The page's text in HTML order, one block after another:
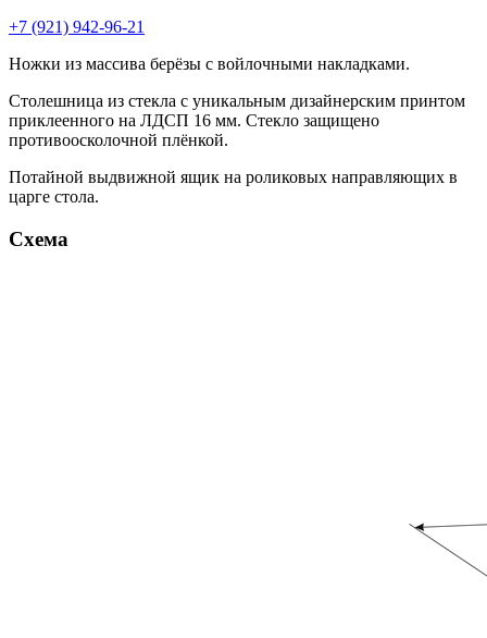
+7 (921) 942-96-21
Ножки из массива берёзы с войлочными накладками.
Столешница из стекла с уникальным дизайнерским принтом
приклеенного на ЛДСП 16 мм. Стекло защищено
противоосколочной плёнкой.
Потайной выдвижной ящик на роликовых направляющих в
царге стола.
Схема